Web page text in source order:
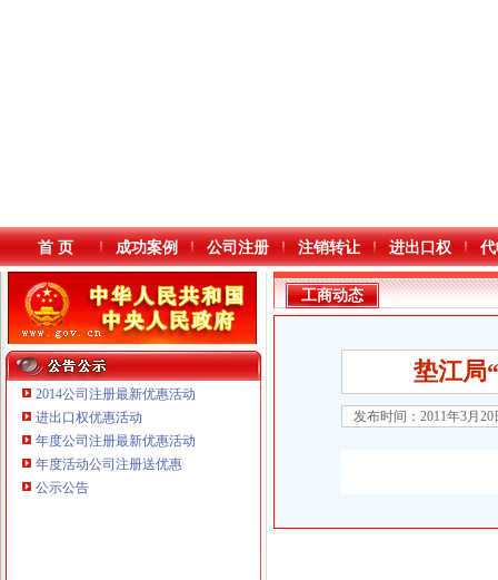
本站导航
首 页 成功案例 公司注册 注销转让 进出口权
2014公司注册最新优惠活动
进出口权优惠活动
年度公司注册最新优惠活动
年度活动公司注册送优惠
公示公告
工商动态
垫江局
发布时间：2011年3月